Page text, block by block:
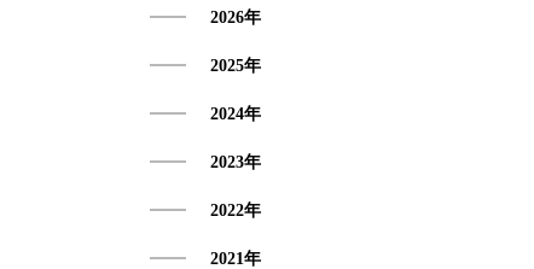
2026年
2025年
2024年
2023年
2022年
2021年